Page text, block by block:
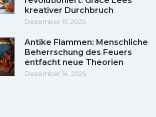
kreativer Durchbruch
Dezember 15, 2025
Antike Flammen: Menschliche
Beherrschung des Feuers
entfacht neue Theorien
Dezember 14, 2025